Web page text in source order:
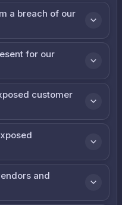
a breach of our
for our
customer
and